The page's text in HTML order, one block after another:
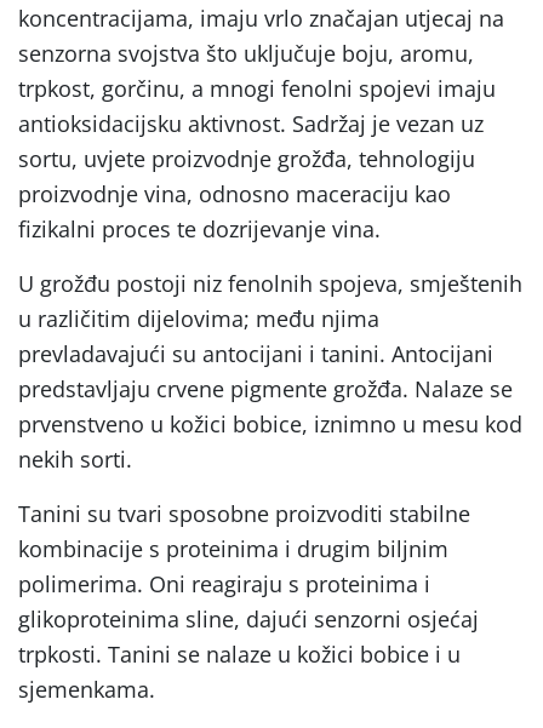
koncentracijama, imaju vrlo značajan utjecaj na
senzorna svojstva što uključuje boju, aromu,
trpkost, gorčinu, a mnogi fenolni spojevi imaju
antioksidacijsku aktivnost. Sadržaj je vezan uz
sortu, uvjete proizvodnje grožđa, tehnologiju
proizvodnje vina, odnosno maceraciju kao
fizikalni proces te dozrijevanje vina.
U grožđu postoji niz fenolnih spojeva, smještenih
u različitim dijelovima; među njima
prevladavajući su antocijani i tanini. Antocijani
predstavljaju crvene pigmente grožđa. Nalaze se
prvenstveno u kožici bobice, iznimno u mesu kod
nekih sorti.
Tanini su tvari sposobne proizvoditi stabilne
kombinacije s proteinima i drugim biljnim
polimerima. Oni reagiraju s proteinima i
glikoproteinima sline, dajući senzorni osjećaj
trpkosti. Tanini se nalaze u kožici bobice i u
sjemenkama.